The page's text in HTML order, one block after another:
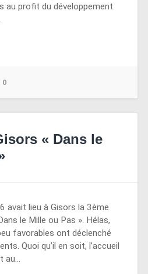
au profit du développement
0
« Dans le
avait lieu à Gisors la 3ème
le Mille ou Pas ». Hélas,
favorables ont déclenché
Quoi qu’il en soit, l’accueil
au…